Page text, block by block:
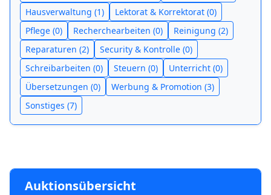
Hausverwaltung (1)
Lektorat & Korrektorat (0)
Pflege (0)
Recherchearbeiten (0)
Reinigung (2)
Reparaturen (2)
Security & Kontrolle (0)
Schreibarbeiten (0)
Steuern (0)
Unterricht (0)
Übersetzungen (0)
Werbung & Promotion (3)
Sonstiges (7)
Auktionsübersicht